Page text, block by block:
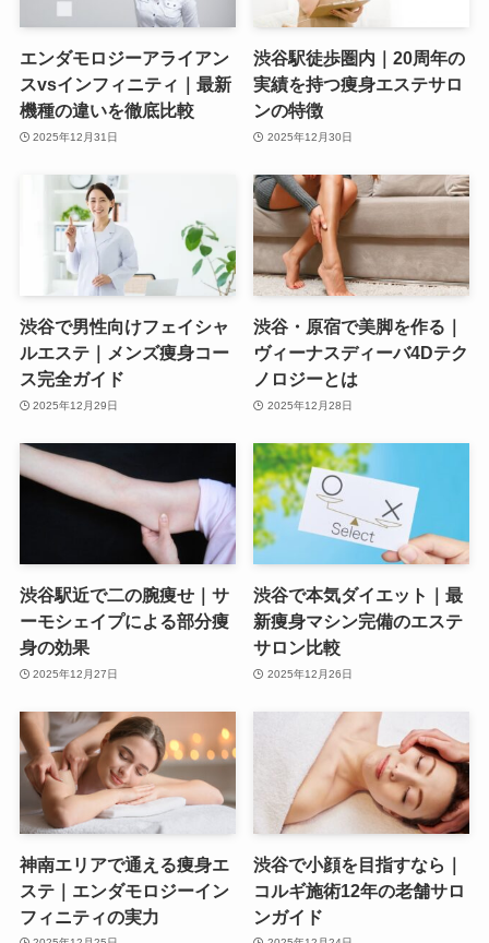
エンダモロジーアライアン
スvsインフィニティ｜最新
機種の違いを徹底比較
2025年12月31日
渋谷駅徒歩圏内｜20周年の
実績を持つ痩身エステサロ
ンの特徴
2025年12月30日
渋谷で男性向けフェイシャ
ルエステ｜メンズ痩身コー
ス完全ガイド
2025年12月29日
渋谷・原宿で美脚を作る｜
ヴィーナスディーバ4Dテク
ノロジーとは
2025年12月28日
渋谷駅近で二の腕痩せ｜サ
ーモシェイプによる部分痩
身の効果
2025年12月27日
渋谷で本気ダイエット｜最
新痩身マシン完備のエステ
サロン比較
2025年12月26日
神南エリアで通える痩身エ
ステ｜エンダモロジーイン
フィニティの実力
渋谷で小顔を目指すなら｜
コルギ施術12年の老舗サロ
ンガイド